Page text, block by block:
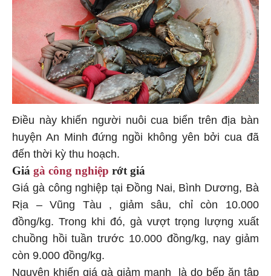
Điều này khiến người nuôi cua biển trên địa bàn
huyện An Minh đứng ngồi không yên bởi cua đã
đến thời kỳ thu hoạch.
Giá gà công nghiệp rớt giá
Giá gà công nghiệp tại Đồng Nai, Bình Dương, Bà
Rịa – Vũng Tàu , giảm sâu, chỉ còn 10.000
đồng/kg. Trong khi đó, gà vượt trọng lượng xuất
chuồng hồi tuần trước 10.000 đồng/kg, nay giảm
còn 9.000 đồng/kg.
Nguyên khiến giá gà giảm mạnh là do bếp ăn tập